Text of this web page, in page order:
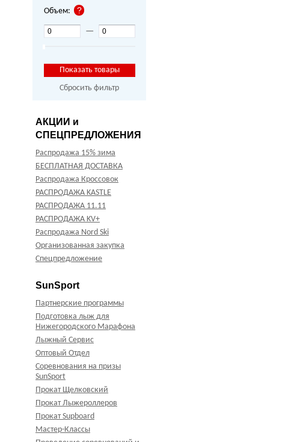
Объем:
—
Сбросить фильтр
АКЦИИ и
СПЕЦПРЕДЛОЖЕНИЯ
Распродажа 15% зима
БЕСПЛАТНАЯ ДОСТАВКА
Распродажа Кроссовок
РАСПРОДАЖА KASTLE
РАСПРОДАЖА 11.11
РАСПРОДАЖА KV+
Распродажа Nord Ski
Организованная закупка
Спецпредложение
SunSport
Партнерские программы
Подготовка лыж для
Нижегородского Марафона
Лыжный Сервис
Оптовый Отдел
Соревнования на призы
SunSport
Прокат Щелковский
Прокат Лыжероллеров
Прокат Supboard
Мастер-Классы